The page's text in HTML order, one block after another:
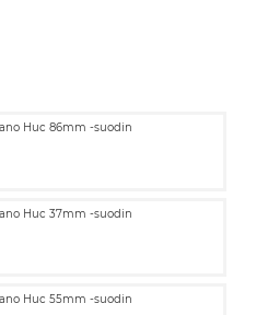
Huc 86mm -suodin
Huc 37mm -suodin
Huc 55mm -suodin